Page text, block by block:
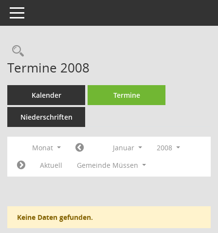
Toggle navigation
Rechercheauswahl
Termine 2008
Kalender Termine
Niederschriften
Monat Januar
2008
Aktuell
Gemeinde Müssen
Keine Daten gefunden.